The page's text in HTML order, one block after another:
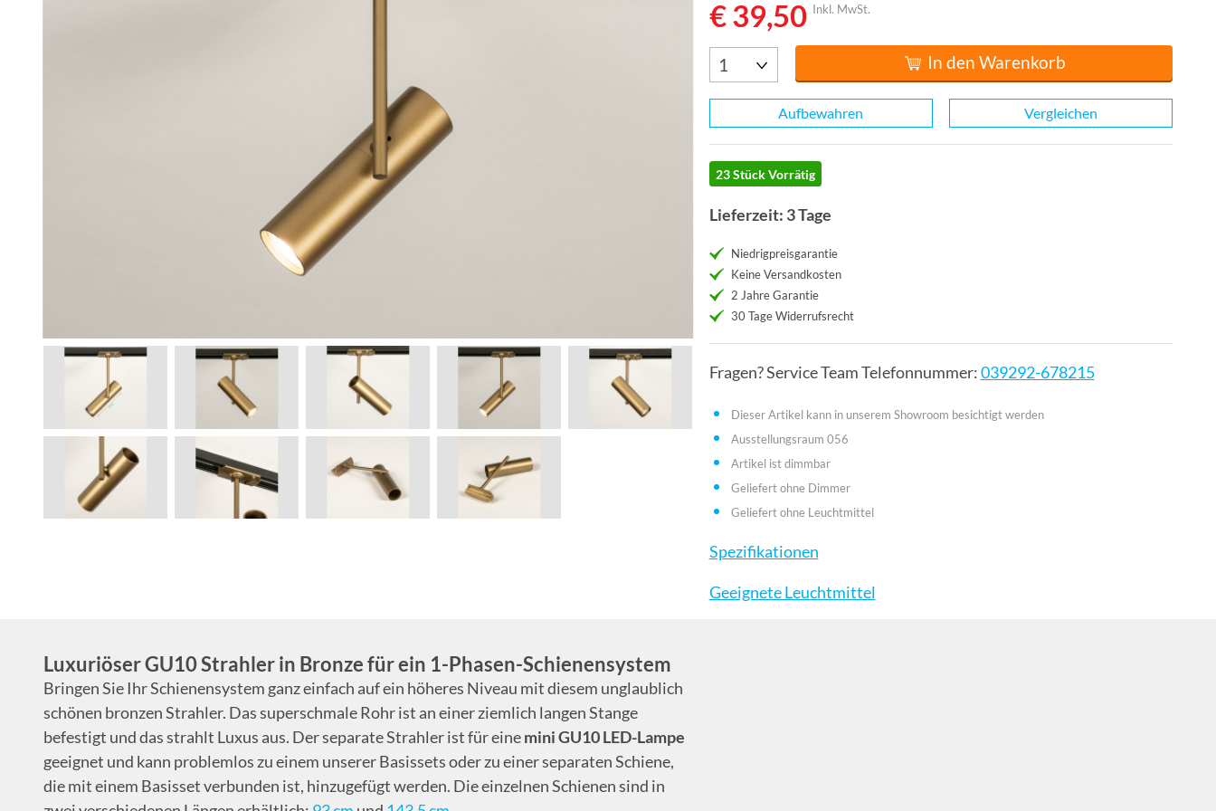
€ 39,50 Inkl. MwSt.
In den Warenkorb
Aufbewahren Vergleichen
23 Stück Vorrätig
Lieferzeit: 3 Tage
Niedrigpreisgarantie
Keine Versandkosten
2 Jahre Garantie
30 Tage Widerrufsrecht
Fragen? Service Team Telefonnummer:039292-678215
Dieser Artikel kann in unserem Showroom besichtigt werden
Ausstellungsraum 056
Artikel ist dimmbar
Geliefert ohne Dimmer
Geliefert ohne Leuchtmittel
Spezifikationen
Geeignete Leuchtmittel
Luxuriöser GU10 Strahler in Bronze für ein 1-Phasen-Schienensystem
Bringen Sie Ihr Schienensystem ganz einfach auf ein höheres Niveau mit diesem unglaublich
schönen bronzen Strahler. Das superschmale Rohr ist an einer ziemlich langen Stange
befestigt und das strahlt Luxus aus. Der separate Strahler ist für einemini GU10 LED-Lampe
geeignet und kann problemlos zu einem unserer Basissets oder zu einer separaten Schiene,
die mit einem Basisset verbunden ist, hinzugefügt werden. Die einzelnen Schienen sind in